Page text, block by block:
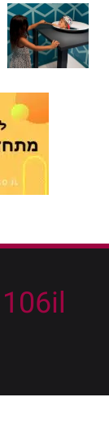
106il ברשתות חברתיות